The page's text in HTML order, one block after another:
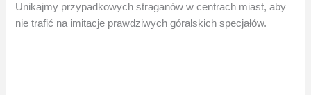
Unikajmy przypadkowych straganów w centrach miast, aby
nie trafić na imitacje prawdziwych góralskich specjałów.